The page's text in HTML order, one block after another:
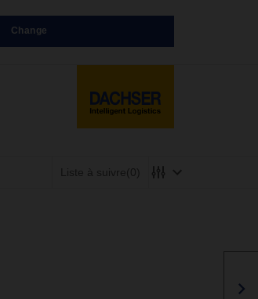
Change
Liste à suivre(0)